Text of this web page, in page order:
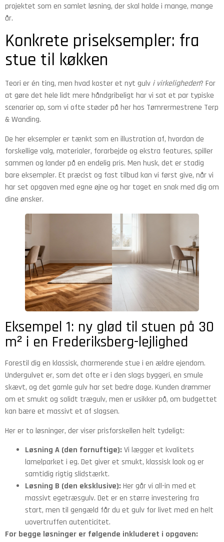
projektet som en samlet løsning, der skal holde i mange, mange
år.
Konkrete priseksempler: fra
stue til køkken
Teori er én ting, men hvad koster et nyt gulv i virkeligheden? For
at gøre det hele lidt mere håndgribeligt har vi sat et par typiske
scenarier op, som vi ofte støder på her hos Tømrermestrene Terp
& Wanding.
De her eksempler er tænkt som en illustration af, hvordan de
forskellige valg, materialer, forarbejde og ekstra features, spiller
sammen og lander på en endelig pris. Men husk, det er stadig
bare eksempler. Et præcist og fast tilbud kan vi først give, når vi
har set opgaven med egne øjne og har taget en snak med dig om
dine ønsker.
Eksempel 1: ny glød til stuen på 30
m² i en Frederiksberg-lejlighed
Forestil dig en klassisk, charmerende stue i en ældre ejendom.
Undergulvet er, som det ofte er i den slags byggeri, en smule
skævt, og det gamle gulv har set bedre dage. Kunden drømmer
om et smukt og solidt trægulv, men er usikker på, om budgettet
kan bære et massivt et af slagsen.
Her er to løsninger, der viser prisforskellen helt tydeligt:
Løsning A (den fornuftige): Vi lægger et kvalitets
lamelparket i eg. Det giver et smukt, klassisk look og er
samtidig rigtig slidstærkt.
Løsning B (den eksklusive): Her går vi all-in med et
massivt egetræsgulv. Det er en større investering fra
start, men til gengæld får du et gulv for livet med en helt
uovertruffen autenticitet.
For begge løsninger er følgende inkluderet i opgaven: